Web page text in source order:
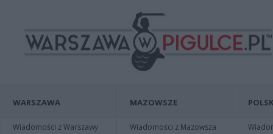
WARSZAWA
Wiadomości z Warszawy
MAZOWSZE
Wiadomości z Mazowsza